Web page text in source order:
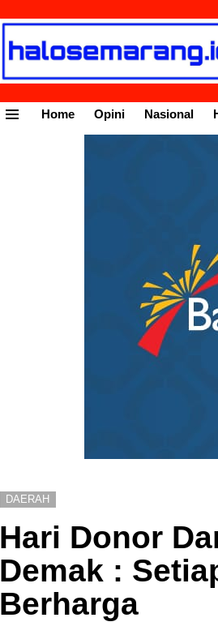
Home Opini Nasional
DAERAH
Hari Donor
Demak :
Berharga